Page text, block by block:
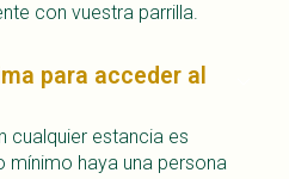
con vuestra parrilla.
para acceder al
cualquier estancia es
haya una persona